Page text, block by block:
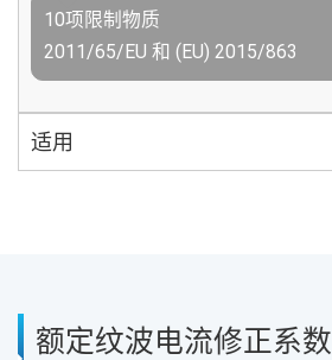
10项限制物质
2011/65/EU 和 (EU) 2015/863
适用
额定纹波电流修正系数